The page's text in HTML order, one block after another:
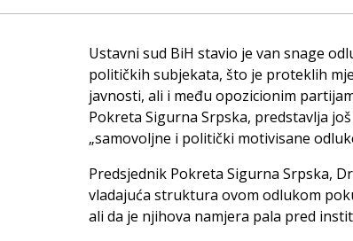
Ustavni sud BiH stavio je van snage
političkih subjekata, što je proteklih
javnosti, ali i među opozicionim
Pokreta Sigurna Srpska, predstavlja
„samovoljne i politički motivisane
Predsjednik Pokreta Sigurna Srpska,
vladajuća struktura ovom odlukom
ali da je njihova namjera pala pred